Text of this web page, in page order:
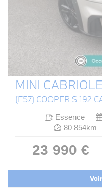
MINI
(F57) COOPER S 192
Essence
80 854km
23 990 €